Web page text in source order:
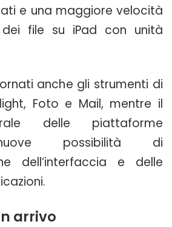
e una maggiore velocità
file su iPad con unità
anche gli strumenti di
Foto e Mail, mentre il
delle piattaforme
possibilità di
dell’interfaccia e delle
arrivo